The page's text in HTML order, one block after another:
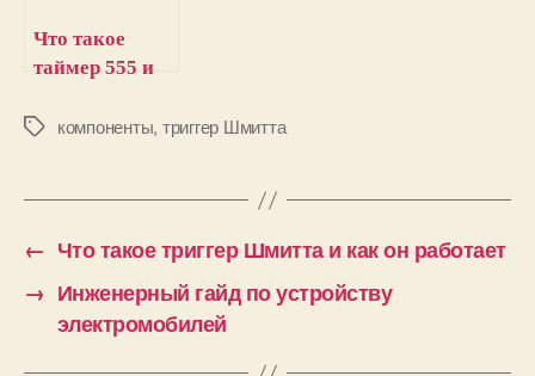
Что такое
таймер 555 и
работает
М
к
компоненты, триггер Шмитта
← Что такое триггер Шмитта и как он работает
→ Инженерный гайд по устройству
электромобилей